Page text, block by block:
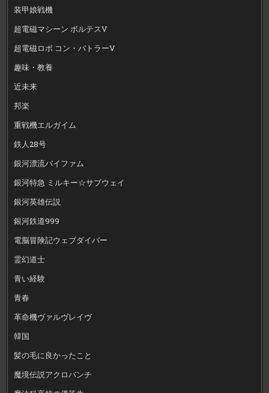
装甲娘戦機
超電磁マシーン ボルテスV
超電磁ロボ コン・バトラーV
趣味・教養
近未来
邦楽
重戦機エルガイム
鉄人28号
銀河漂流バイファム
銀河特急 ミルキー☆サブウェイ
銀河英雄伝説
銀河鉄道999
電脳冒険記ウェブダイバー
霊幻道士
青い経験
青春
革命機ヴァルヴレイヴ
韓国
髪の毛に良かったこと
魔境伝説アクロバンチ